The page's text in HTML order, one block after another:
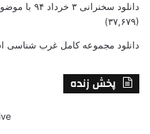
دانلود سخنرانی ۳ خرداد ۹۴ با موضوع من ریویزیونیست‌ام، پس هستم!
(۳۷,۶۷۹)
دانلود مجموعه کامل غرب شناسی
پخش زنده